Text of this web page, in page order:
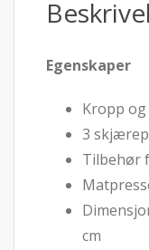
Egenskaper
Kropp
3
Tilbehør
cm